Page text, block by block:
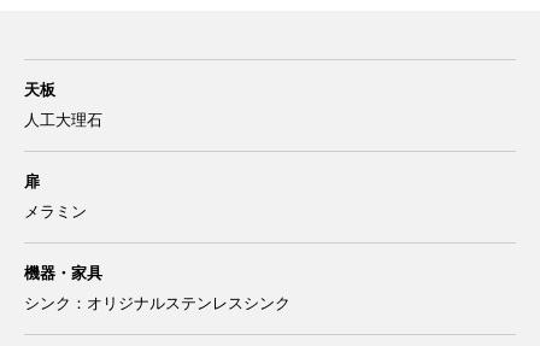
天板
人工大理石
扉
メラミン
機器・家具
シンク：オリジナルステンレスシンク